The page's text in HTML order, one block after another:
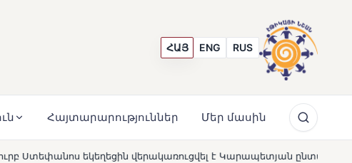
ՀԱՅ ENG RUS
Հայտարարություններ Մեր մասին
է Կարապետյան ընտանիքի մեկենասությամբ NEWS